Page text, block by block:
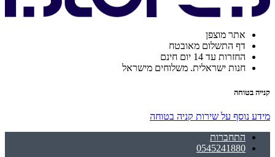
אתר מוצפן
דף התשלום מאובטח
החזרות עד 14 יום חינם
חנות ישראלית. משלוחים מישראל
קנייה בטוחה
מידע נוסף על שירות קניה בטוחה
התחברות
0545241880